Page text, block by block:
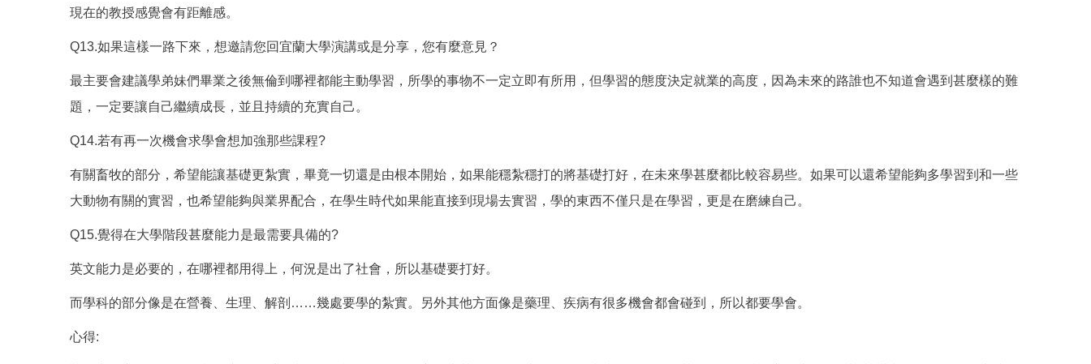
現在的教授感覺會有距離感。
Q13.如果這樣一路下來，想邀請您回宜蘭大學演講或是分享，您有麼意見？
最主要會建議學弟妹們畢業之後無倫到哪裡都能主動學習，所學的事物不一定立即有所用，但學習的態度決定就業的高度，因為未來的路誰也不知道會遇到甚麼樣的難
題，一定要讓自己繼續成長，並且持續的充實自己。
Q14.若有再一次機會求學會想加強那些課程?
有關畜牧的部分，希望能讓基礎更紮實，畢竟一切還是由根本開始，如果能穩紮穩打的將基礎打好，在未來學甚麼都比較容易些。如果可以還希望能夠多學習到和一些
大動物有關的實習，也希望能夠與業界配合，在學生時代如果能直接到現場去實習，學的東西不僅只是在學習，更是在磨練自己。
Q15.覺得在大學階段甚麼能力是最需要具備的?
英文能力是必要的，在哪裡都用得上，何況是出了社會，所以基礎要打好。
而學科的部分像是在營養、生理、解剖……幾處要學的紮實。另外其他方面像是藥理、疾病有很多機會都會碰到，所以都要學會。
心得: